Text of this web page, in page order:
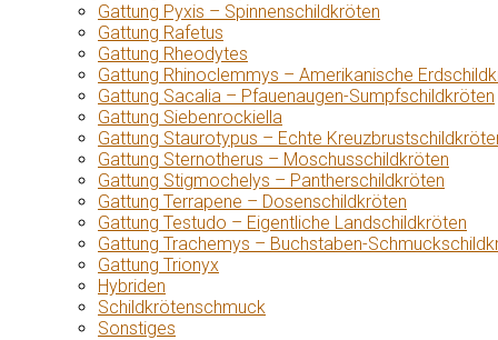
Gattung Pyxis – Spinnenschildkröten
Gattung Rafetus
Gattung Rheodytes
Gattung Rhinoclemmys – Amerikanische
Gattung Sacalia – Pfauenaugen-Sumpfschildkröten
Gattung Siebenrockiella
Gattung Staurotypus – Echte
Gattung Sternotherus – Moschusschildkröten
Gattung Stigmochelys – Pantherschildkröten
Gattung Terrapene – Dosenschildkröten
Gattung Testudo – Eigentliche Landschildkröten
Gattung Trachemys – Buchstaben-
Gattung Trionyx
Hybriden
Schildkrötenschmuck
Sonstiges